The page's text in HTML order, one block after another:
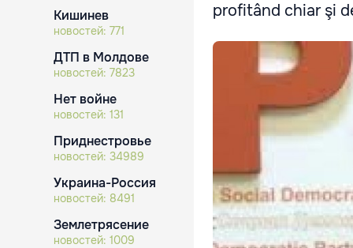
Кишинев
новостей: 771
ДТП в Молдове
новостей: 7823
Нет войне
новостей: 131
Приднестровье
новостей: 34989
Украина-Россия
новостей: 8491
Землетрясение
новостей: 1009
profitând chiar şi